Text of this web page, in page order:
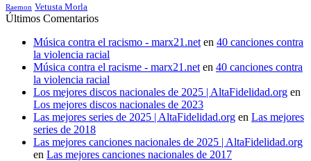
Raemon Vetusta Morla
Últimos Comentarios
Música contra el racismo - marx21.net en 40 canciones contra
la violencia racial
Música contra el racisme - marx21.net en 40 canciones contra
la violencia racial
Los mejores discos nacionales de 2025 | AltaFidelidad.org en
Los mejores discos nacionales de 2023
Las mejores series de 2025 | AltaFidelidad.org en Las mejores
series de 2018
Las mejores canciones nacionales de 2025 | AltaFidelidad.org
en Las mejores canciones nacionales de 2017